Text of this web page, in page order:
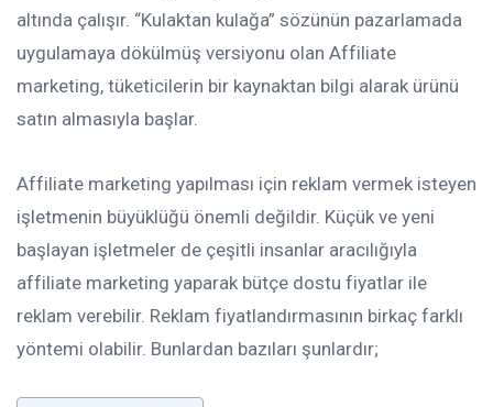
altında çalışır. “Kulaktan kulağa” sözünün pazarlamada
uygulamaya dökülmüş versiyonu olan Affiliate
marketing, tüketicilerin bir kaynaktan bilgi alarak ürünü
satın almasıyla başlar.
Affiliate marketing yapılması için reklam vermek isteyen
işletmenin büyüklüğü önemli değildir. Küçük ve yeni
başlayan işletmeler de çeşitli insanlar aracılığıyla
affiliate marketing yaparak bütçe dostu fiyatlar ile
reklam verebilir. Reklam fiyatlandırmasının birkaç farklı
yöntemi olabilir. Bunlardan bazıları şunlardır;